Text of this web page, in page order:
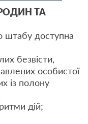
ТА
штабу доступна
безвісти,
особистої
із полону
дій;